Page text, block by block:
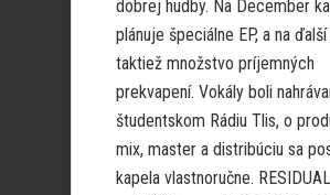
dobrej hudby. Na December
plánuje špeciálne EP, a na
taktiež množstvo príjemných
prekvapení. Vokály boli
študentskom Rádiu Tlis, o
mix, master a distribúciu sa
kapela vlastnoručne.